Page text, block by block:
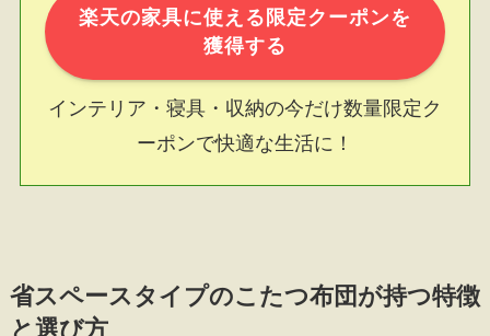
楽天の家具に使える限定クーポンを
獲得する
インテリア・寝具・収納の今だけ数量限定ク
ーポンで快適な生活に！
省スペースタイプのこたつ布団が持つ特徴
と選び方